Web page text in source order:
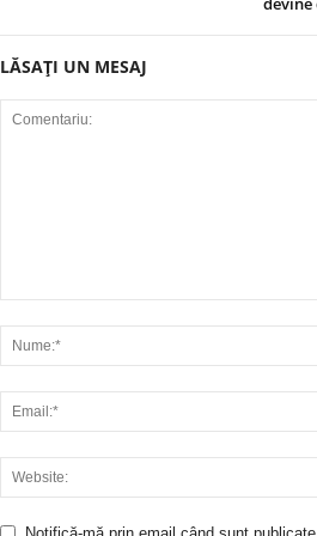
LĂSAȚI UN MESAJ